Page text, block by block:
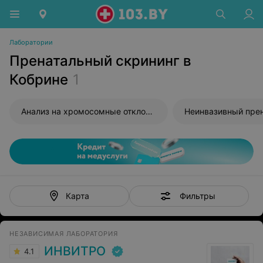
Лаборатории
Пренатальный скрининг в
Кобрине 1
Анализ на хромосомные отклонения плода
Карта Фильтры
НЕЗАВИСИМАЯ ЛАБОРАТОРИЯ
4.1 ИНВИТРО